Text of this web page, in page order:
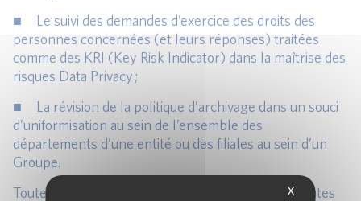
■ Le suivi des demandes d’exercice des droits des
personnes concernées (et leurs réponses) traitées
comme des KRI (Key Risk Indicator) dans la maîtrise des
risques Data Privacy ;
■ La révision de la politique d’archivage dans un souci
d’uniformisation au sein de l’ensemble des
départements d’une entité ou des filiales au sein d’un
Groupe.
Toutefois, afin de gagner le pari et concrétiser « toutes
X